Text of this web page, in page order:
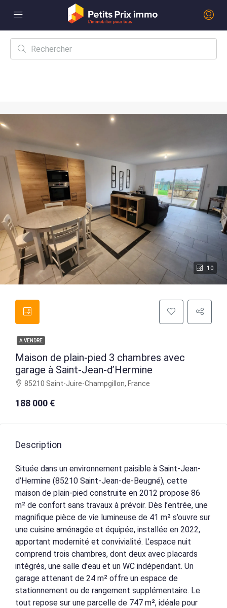
10
A VENDRE
Maison de plain-pied 3 chambres avec
garage à Saint-Jean-d’Hermine
85210 Saint-Juire-Champgillon, France
188 000 €
Description
Située dans un environnement paisible à Saint-Jean-
d’Hermine (85210 Saint-Jean-de-Beugné), cette
maison de plain-pied construite en 2012 propose 86
m² de confort sans travaux à prévoir. Dès l’entrée, une
magnifique pièce de vie lumineuse de 41 m² s’ouvre sur
une cuisine aménagée et équipée, installée en 2022,
apportant modernité et convivialité. L’espace nuit
comprend trois chambres, dont deux avec placards
intégrés, une salle d’eau et un WC indépendant. Un
garage attenant de 24 m² offre un espace de
stationnement ou de rangement supplémentaire. Le
tout repose sur une parcelle de 747 m², idéale pour